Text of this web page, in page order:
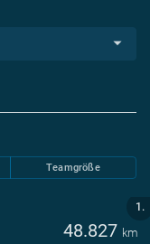
Teamgröße
1.
48.827 km